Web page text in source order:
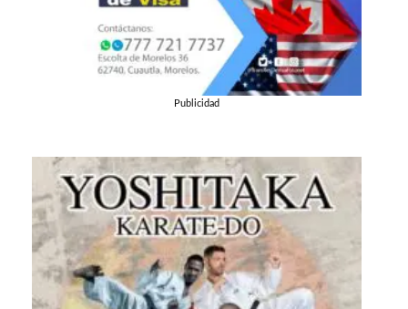
Publicidad